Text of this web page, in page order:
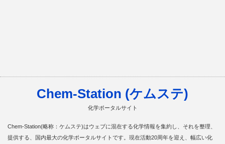
Chem-Station (ケムステ)
化学ポータルサイト
Chem-Station(略称：ケムステ)はウェブに混在する化学情報を集約し、それを整理、
提供する、国内最大の化学ポータルサイトです。現在活動20周年を迎え、幅広い化